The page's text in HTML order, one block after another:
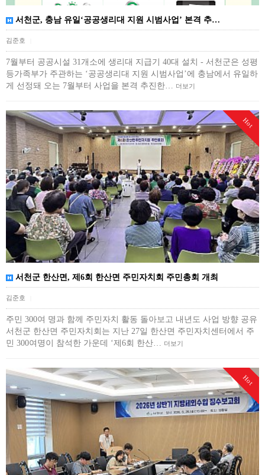
서천군, 충남 유일‘공공생리대 지원 시범사업’ 본격 추…
김준호
7월부터 공공시설 31개소에 생리대 지급기 40대 설치 - 서천군은 성평
등가족부가 주관하는 ‘공공생리대 지원 시범사업’에 충남에서 유일하
게 선정돼 오는 7월부터 사업을 본격 추진한… 더보기
Hot
서천군 한산면, 제6회 한산면 주민자치회 주민총회 개최
김준호
주민 300여 명과 함께 주민자치 활동 돌아보고 내년도 사업 방향 공유
서천군 한산면 주민자치회는 지난 27일 한산면 주민자치센터에서 주
민 300여명이 참석한 가운데 ‘제6회 한산… 더보기
Hot